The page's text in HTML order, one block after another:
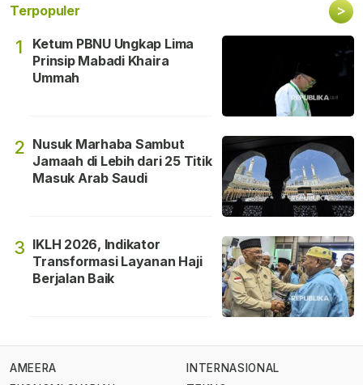
Terpopuler >
1
Ketum PBNU Ungkap Lima
Prinsip Mabadi Khaira
Ummah
2 Nusuk Marhaba Sambut
Jamaah di Lebih dari 25 Titik
Masuk Arab Saudi
3 IKLH 2026, Indikator
Transformasi Layanan Haji
Berjalan Baik
AMEERA
INTERNASIONAL